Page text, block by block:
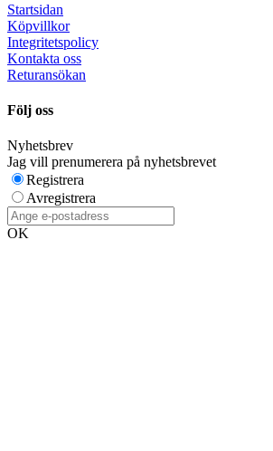
Startsidan
Köpvillkor
Integritetspolicy
Kontakta oss
Returansökan
Följ oss
Nyhetsbrev
Jag vill prenumerera på nyhetsbrevet
Registrera
Avregistrera
OK